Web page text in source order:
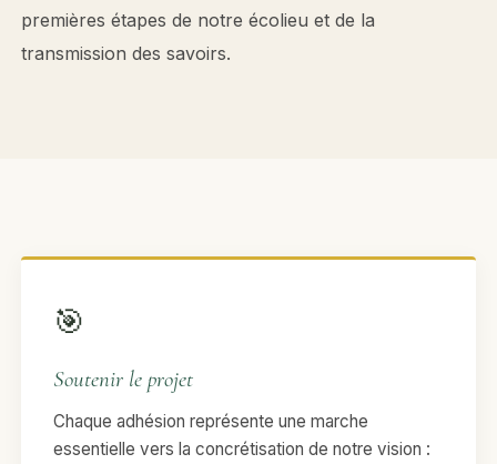
premières étapes de notre écolieu et de la
transmission des savoirs.
🎯
Soutenir le projet
Chaque adhésion représente une marche
essentielle vers la concrétisation de notre vision :